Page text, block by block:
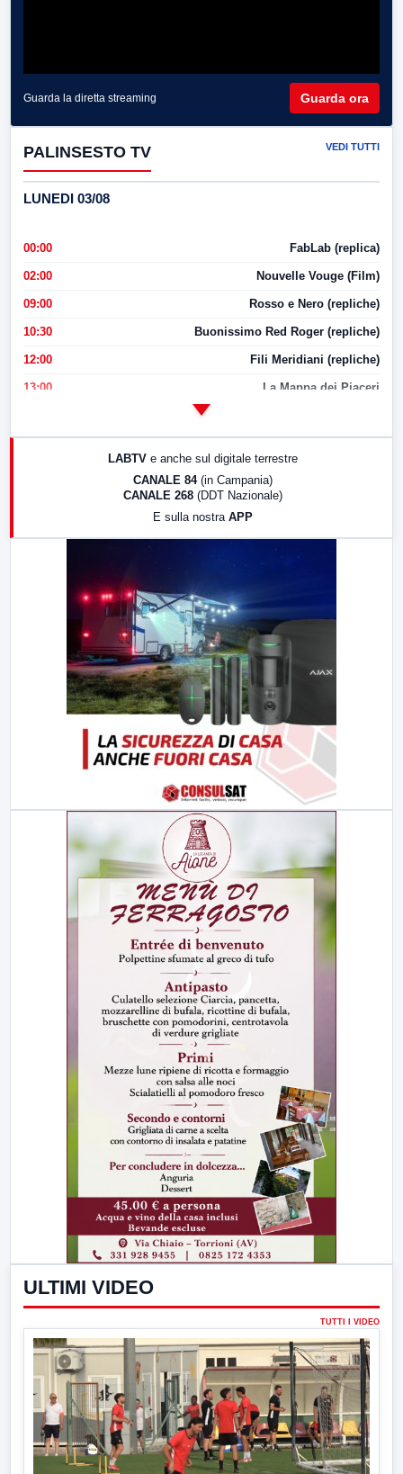
Guarda la diretta streaming Guarda ora
PALINSESTO TV VEDI TUTTI
LUNEDI 03/08
00:00 FabLab (replica)
02:00 Nouvelle Vouge (Film)
09:00 Rosso e Nero (repliche)
10:30 Buonissimo Red Roger (repliche)
12:00 Fili Meridiani (repliche)
13:00 La Mappa dei Piaceri
17:00 LabNews (replica)
LABTV e anche sul digitale terrestre
CANALE 84 (in Campania)
CANALE 268 (DDT Nazionale)
E sulla nostra APP
ULTIMI VIDEO
TUTTI I VIDEO